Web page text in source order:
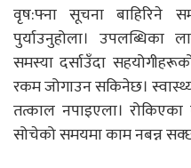
वृष:फ्ना सूचना बाहिरिने
पुर्याउनुहोला। उपलब्धिका
समस्या दर्साउँदा
रकम जोगाउन सकिनेछ।
तत्काल नपाइएला। रोकिएका
सोचेको समयमा काम नबन्न